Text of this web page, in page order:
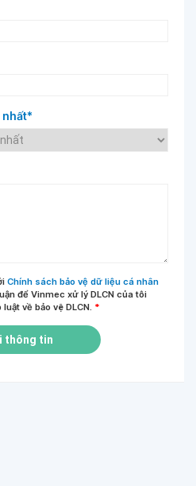
nhất*
Chính sách bảo vệ dữ liệu cá nhân
để Vinmec xử lý DLCN của tôi
về bảo vệ DLCN. *
thông tin